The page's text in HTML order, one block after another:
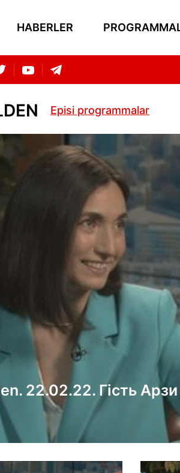
HABERLER
Episi programmalar
22.02.22. Гість